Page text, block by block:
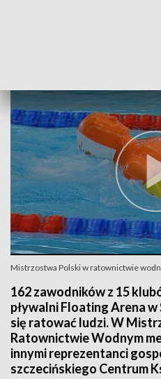
Mistrzostwa Polski w ratownictwie
162 zawodników z 15
pływalni Floating Arena
się ratować ludzi. W
Ratownictwie Wodnym
innymi reprezentanci
szczecińskiego Centrum